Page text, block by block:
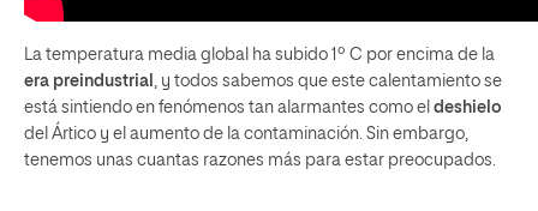
La temperatura media global ha subido 1º C por encima de la
era preindustrial , y todos sabemos que este calentamiento se
está sintiendo en fenómenos tan alarmantes como el deshielo
del Ártico y el aumento de la contaminación. Sin embargo,
tenemos unas cuantas razones más para estar preocupados.